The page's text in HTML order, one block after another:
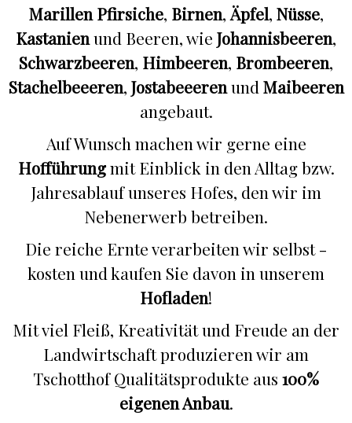
Marillen Pfirsiche, Birnen, Äpfel, Nüsse,
Kastanienund Beeren, wie Johannisbeeren,
Schwarzbeeren, Himbeeren, Brombeeren,
Stachelbeeeren, Jostabeeerenund Maibeeren
angebaut.
Auf Wunsch machen wir gerne eine
Hofführungmit Einblick in den Alltag bzw.
Jahresablauf unseres Hofes, den wir im
Nebenerwerb betreiben.
Die reiche Ernte verarbeiten wir selbst -
kosten und kaufen Sie davon in unserem
Hofladen!
Mit viel Fleiß, Kreativität und Freude an der
Landwirtschaft produzieren wir am
Tschotthof Qualitätsprodukte aus 100%
eigenen Anbau.